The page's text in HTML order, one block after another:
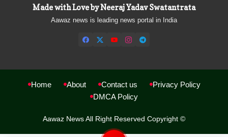
Made with Love by Neeraj Yadav Swatantrata
Aawaz news is leading news portal in India
Aawaz News All Right Reserved Copyright ©
Home About Contact us
Privacy Policy
DMCA Policy